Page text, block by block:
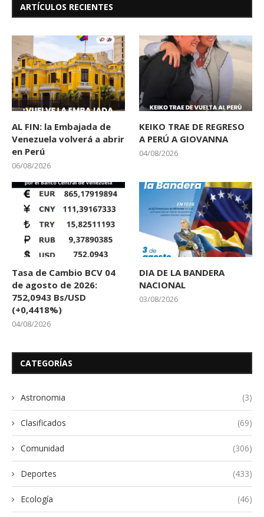
ARTÍCULOS RECIENTES
AL FIN: la Embajada de
Venezuela volverá a abrir
en Perú
06/08/2026
KEIKO TRAE DE REGRESO
A PERÚ A GIOVANNA
04/08/2026
Tasa de Cambio BCV 04
de agosto de 2026:
752,0943 Bs/USD
(+0,4418%)
04/08/2026
DIA DE LA BANDERA
NACIONAL
03/08/2026
CATEGORÍAS
Astronomia (3)
Clasificados (69)
Comunidad (306)
Deportes (433)
Ecología (46)